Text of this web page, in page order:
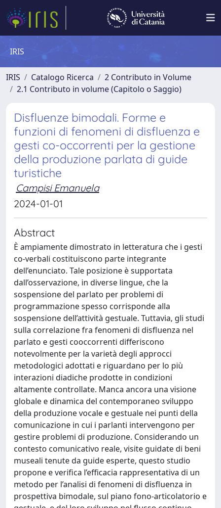
IRIS
IRIS Catalogo Ricerca
2 Contributo in Volume
2.1 Contributo in volume (Capitolo o Saggio)
Disfluenze bimodali. Forme e
funzioni di fenomeni di disfluenza e
gesti co-occorrenti per la gestione
della produzione parlata di guide
turistiche
Campisi Emanuela
2024-01-01
Abstract
È ampiamente dimostrato in letteratura che i gesti
co-verbali costituiscono parte integrante
dell’enunciato. Tale posizione è supportata
dall’osservazione, in diverse lingue, che la
sospensione del parlato per problemi di
programmazione spesso corrisponde alla
sospensione dell’attività gestuale. Tuttavia, gli studi
sulla correlazione fra fenomeni di disfluenza nel
parlato e gesti cooccorrenti differiscono
notevolmente per la varietà degli approcci
metodologici adottati e riguardano per lo più
interazioni diadiche prodotte in condizioni
altamente controllate. Manca ancora una visione
globale e dinamica del contemporaneo sviluppo
della produzione vocale e gestuale nei punti della
comunicazione in cui i parlanti intervengono per
gestire problemi di produzione. Considerando un
contesto comunicativo reale, visite guidate di beni
museali tenute da guide esperte, questo studio
propone e verifica l’efficacia rappresentativa di un
metodo per l’analisi di fenomeni di disfluenza in
prospettiva bimodale, sul piano fono-articolatorio e